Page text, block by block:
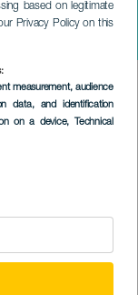
based on legitimate
Privacy Policy on this
measurement, audience
data, and identification
on a device, Technical
,